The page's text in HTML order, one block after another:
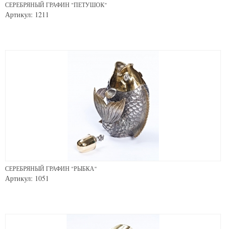
СЕРЕБРЯНЫЙ ГРАФИН "ПЕТУШОК"
Артикул: 1211
СЕРЕБРЯНЫЙ ГРАФИН "РЫБКА"
Артикул: 1051